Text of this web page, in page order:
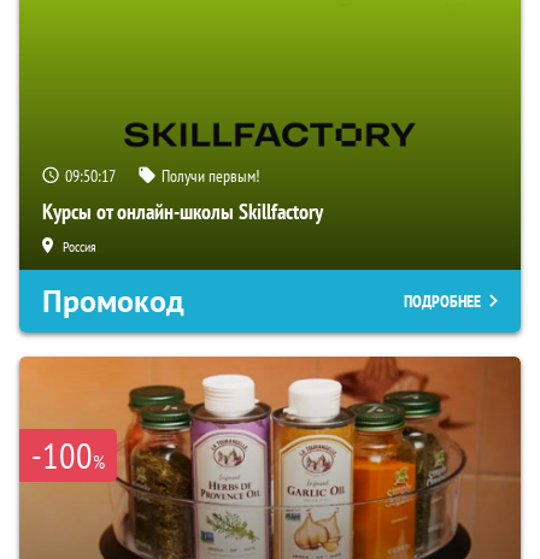
09:50:16 Получи первым!
Курсы от онлайн-школы Skillfactory
Россия
Промокод ПОДРОБНЕЕ
-100%